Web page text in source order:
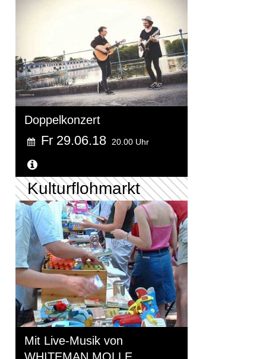
Doppelkonzert
Fr 29.06.18 20.00 Uhr
Kulturflohmarkt
Mit Live-Musik von